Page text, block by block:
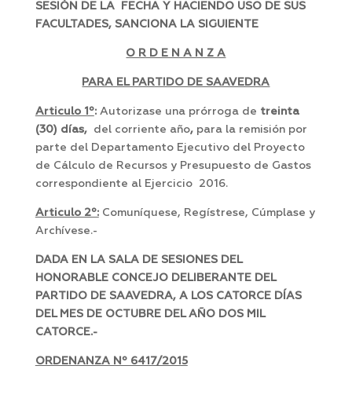
SESIÓN DE LA FECHA Y HACIENDO USO DE SUS
FACULTADES, SANCIONA LA SIGUIENTE
O R D E N A N Z A
PARA EL PARTIDO DE SAAVEDRA
Articulo 1º:Autorizase una prórroga de treinta
(30) días,
del corriente año,para la remisión por
parte del Departamento Ejecutivo del Proyecto
de Cálculo de Recursos y Presupuesto de Gastos
correspondiente al Ejercicio 2016.
Articulo 2º:Comuníquese, Regístrese, Cúmplase y
Archívese.-
DADA EN LA SALA DE SESIONES DEL
HONORABLE CONCEJO DELIBERANTE DEL
PARTIDO DE SAAVEDRA, A LOS CATORCE DÍAS
DEL MES DE OCTUBRE DEL AÑO DOS MIL
CATORCE.-
ORDENANZA Nº 6417/2015